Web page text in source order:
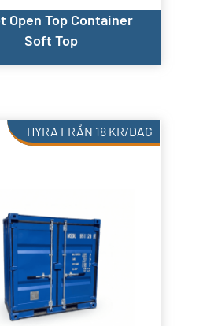
Open Top Container
Soft Top
HYRA FRÅN 18 KR/DAG